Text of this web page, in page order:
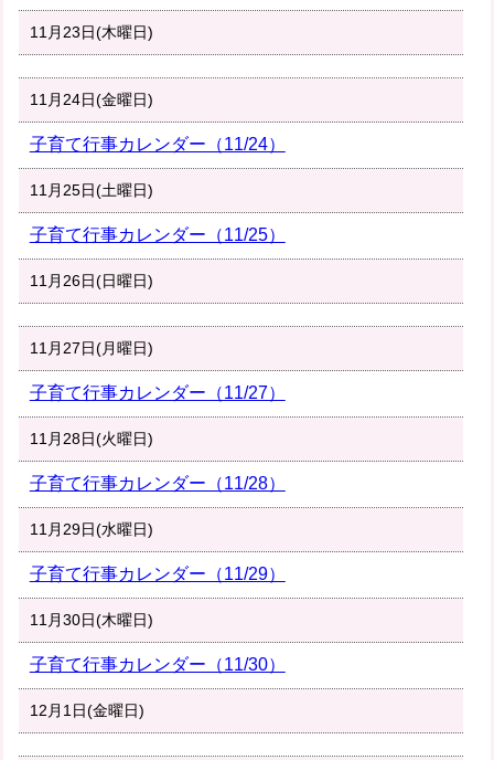
11月23日(木曜日)
11月24日(金曜日)
子育て行事カレンダー（11/24）
11月25日(土曜日)
子育て行事カレンダー（11/25）
11月26日(日曜日)
11月27日(月曜日)
子育て行事カレンダー（11/27）
11月28日(火曜日)
子育て行事カレンダー（11/28）
11月29日(水曜日)
子育て行事カレンダー（11/29）
11月30日(木曜日)
子育て行事カレンダー（11/30）
12月1日(金曜日)